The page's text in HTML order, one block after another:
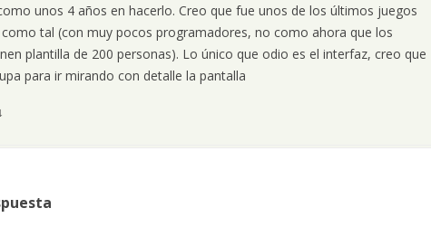
unos 4 años en hacerlo. Creo que fue unos de los últimos juegos
como tal (con muy pocos programadores, no como ahora que los
plantilla de 200 personas). Lo único que odio es el interfaz, creo que
para ir mirando con detalle la pantalla
↓